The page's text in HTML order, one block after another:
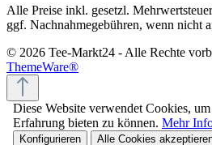
Alle Preise inkl. gesetzl.
ggf. Nachnahmegebühren, wenn nicht
© 2026 Tee-Markt24 - Alle Rechte
ThemeWare®
Diese Website verwendet Cookies,
Erfahrung bieten zu können. Mehr
Konfigurieren Alle Cookies